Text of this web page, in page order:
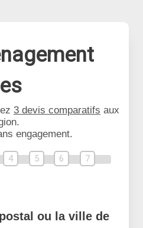
3 devis comparatifs aux
engagement.
4 5 6 7
ou la ville de